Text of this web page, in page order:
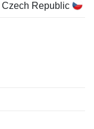
Czech Republic